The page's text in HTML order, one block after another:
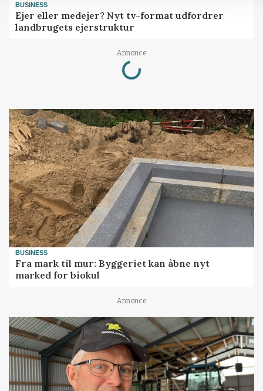
BUSINESS
Ejer eller medejer? Nyt tv-format udfordrer
landbrugets ejerstruktur
Annonce
Loading...
BUSINESS
Fra mark til mur: Byggeriet kan åbne nyt
marked for biokul
Annonce